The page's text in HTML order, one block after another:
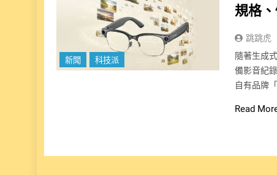
新聞 科技派
規格
跳跳虎
隨著生成
備影音紀
自有品牌
Read